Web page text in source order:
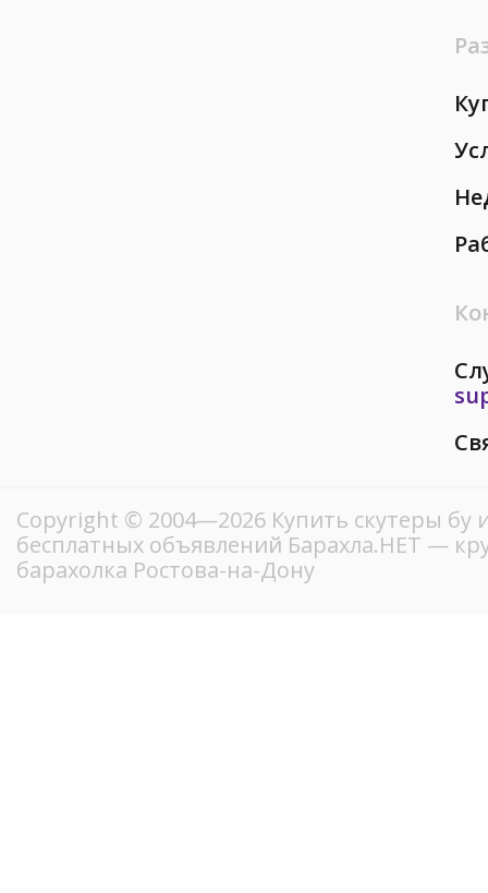
Copyright © 2004—2026 Купить скутеры бу
бесплатных объявлений Барахла.НЕТ —
барахолка Ростова-на-Дону